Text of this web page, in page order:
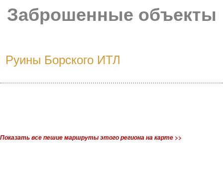
Заброшенные объекты
Руины Борского ИТЛ
Показать все пешие маршруты этого региона на карте >>